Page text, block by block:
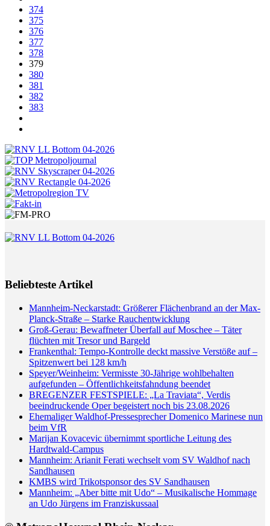
374
375
376
377
378
379
380
381
382
383
Beliebteste Artikel
Mannheim-Neckarstadt: Größerer Flächenbrand an der Max-
Planck-Straße – Starke Rauchentwicklung
Groß-Gerau: Bewaffneter Überfall auf Moschee – Täter
flüchten mit Tresor und Bargeld
Frankenthal: Tempo-Kontrolle deckt massive Verstöße auf –
Spitzenwert bei 128 km/h
Speyer/Weinheim: Vermisste 30-Jährige wohlbehalten
aufgefunden – Öffentlichkeitsfahndung beendet
BREGENZER FESTSPIELE: „La Traviata“, Verdis
beeindruckende Oper begeistert noch bis 23.08.2026
Ehemaliger Waldhof-Pressesprecher Domenico Marinese nun
beim VfR
Marijan Kovacevic übernimmt sportliche Leitung des
Hardtwald-Campus
Mannheim: Arianit Ferati wechselt vom SV Waldhof nach
Sandhausen
KMBS wird Trikotsponsor des SV Sandhausen
Mannheim: „Aber bitte mit Udo“ – Musikalische Hommage
an Udo Jürgens im Franziskussaal